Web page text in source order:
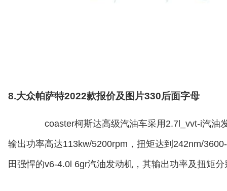
8.大众帕萨特2022款报价及图片330后面字母
coaster柯斯达高级汽油车采用2.7l_vvt-i汽油
输出功率高达113kw/5200rpm，扭矩达到242nm/
田强悍的v6-4.0l 6gr汽油发动机，其输出功率及扭矩